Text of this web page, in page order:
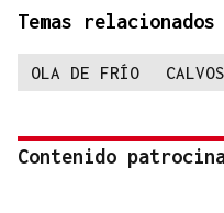
Temas relacionados
OLA DE FRÍO
Contenido